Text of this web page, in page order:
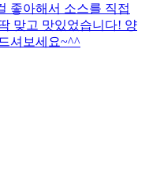
좋아해서 소스를 직접
맞고 맛있었습니다! 양
셔보세요~^^